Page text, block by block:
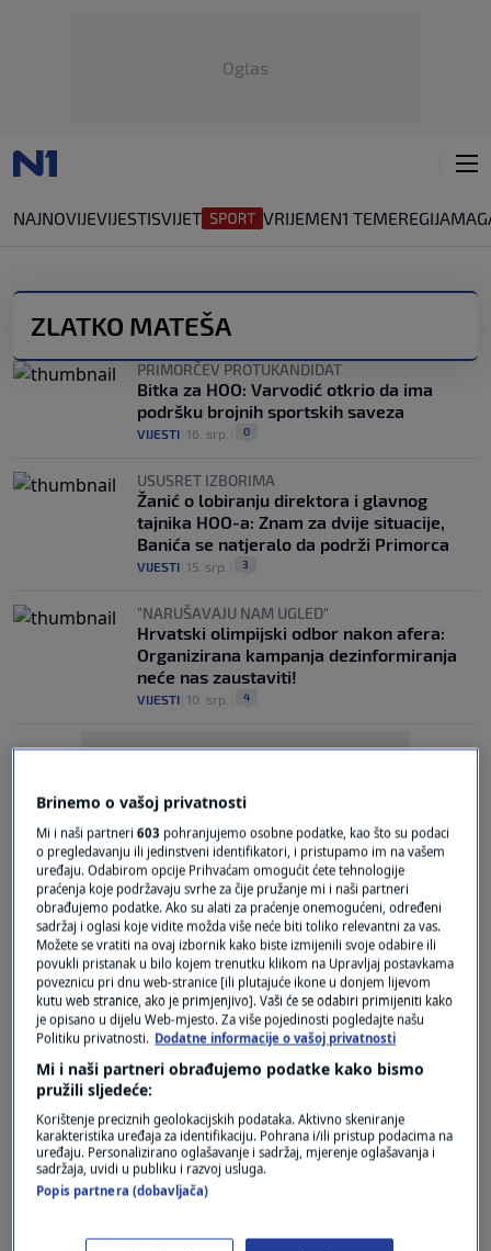
Oglas
NAJNOVIJEVIJESTISVIJET VRIJEMEN1 TEMEREGIJA
ZLATKO MATEŠA
PRIMORČEV PROTUKANDIDAT
Bitka za HOO: Varvodić otkrio da ima
podršku brojnih sportskih saveza
VIJESTI 16. srp. 0
USUSRET IZBORIMA
Žanić o lobiranju direktora i glavnog
tajnika HOO-a: Znam za dvije situacije,
Banića se natjeralo da podrži Primorca
VIJESTI 15. srp. 3
"NARUŠAVAJU NAM UGLED"
Hrvatski olimpijski odbor nakon afera:
Organizirana kampanja dezinformiranja
neće nas zaustaviti!
VIJESTI 10. srp. 4
Oglas
IZJAVA IZ BRUXELLESA
Plenković optužio Hajdaša Dončića da
priziva vremena kad je partija sudila:
"Građani vide s kim imaju posla"
"PLENKOVIĆ ISTJERAN NA ČISTAC"
Raspudić o Penavinoj rezoluciji:
Najavljivao se viski, a na kraju izašla
redakturu
Brinemo o vašoj privatnosti
Mi i naši partneri603 pohranjujemo osobne podatke, kao što su podaci
o pregledavanju ili jedinstveni identifikatori, i pristupamo im na vašem
uređaju. Odabirom opcije Prihvaćam omogućit ćete tehnologije
praćenja koje podržavaju svrhe za čije pružanje mi i naši partneri
obrađujemo podatke. Ako su alati za praćenje onemogućeni, određeni
sadržaj i oglasi koje vidite možda više neće biti toliko relevantni za vas.
Možete se vratiti na ovaj izbornik kako biste izmijenili svoje odabire ili
povukli pristanak u bilo kojem trenutku klikom na Upravljaj postavkama
poveznicu pri dnu web-stranice [ili plutajuće ikone u donjem lijevom
kutu web stranice, ako je primjenjivo]. Vaši će se odabiri primijeniti kako
je opisano u dijelu Web-mjesto. Za više pojedinosti pogledajte našu
Politiku privatnosti. Dodatne informacije o vašoj privatnosti
Mi i naši partneri obrađujemo podatke kako bismo
pružili sljedeće:
Korištenje preciznih geolokacijskih podataka. Aktivno skeniranje
karakteristika uređaja za identifikaciju. Pohrana i/ili pristup podacima na
uređaju. Personalizirano oglašavanje i sadržaj, mjerenje oglašavanja i
sadržaja, uvidi u publiku i razvoj usluga.
Popis partnera (dobavljača)